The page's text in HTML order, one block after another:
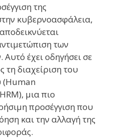
της
κυβερνοασφάλεια,
των
έχει οδηγήσει σε
τη διαχείριση του
(Human
μια πιο
προσέγγιση που
και την αλλαγή της